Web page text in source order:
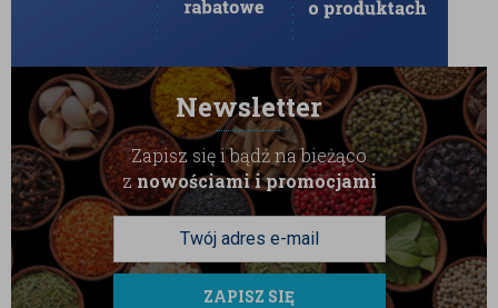
wnętrze pozostało idealnie chrupiące, a polewa
zachowała swój aksamitny blask. Przekonaj się, jak
smakuje połączenie polskiego ogrodu z egzotyką
Filipin.
Przechowywanie:Produkt należy przechowywać w
suchym i chłodnym miejscu (najlepiej w temperaturze
12-20°C), z dala od bezpośredniego światła
słonecznego, aby uniknąć rozpuszczenia czekolady i
utraty koloru.
Newsletter
Zapisz się i bądź na bieżąco
znowościami i promocjami
ZAPISZ SIĘ